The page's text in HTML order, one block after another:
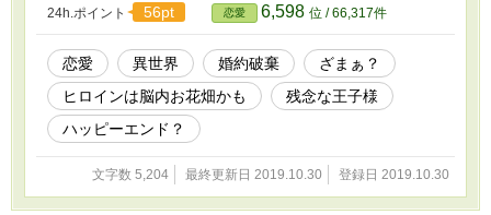
24h.ポイント 56pt 恋愛 6,598 位 / 66,317件
恋愛 異世界 婚約破棄
ざまぁ？
ヒロインは脳内お花畑かも
残念な王子様
ハッピーエンド？
文字数 5,204 最終更新日 2019.10.30 登録日 2019.10.30